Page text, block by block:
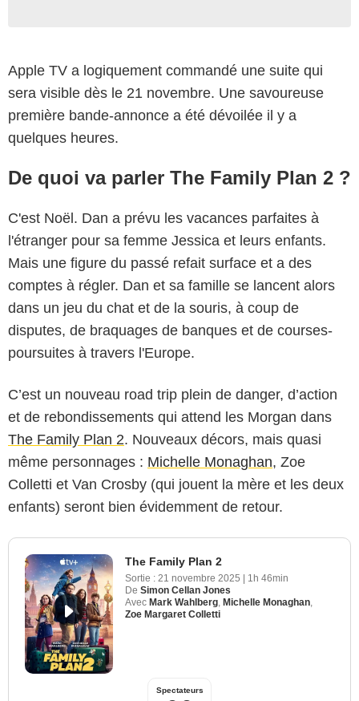
Apple TV a logiquement commandé une suite qui
sera visible dès le 21 novembre. Une savoureuse
première bande-annonce a été dévoilée il y a
quelques heures.
De quoi va parler The Family Plan 2 ?
C'est Noël. Dan a prévu les vacances parfaites à
l'étranger pour sa femme Jessica et leurs enfants.
Mais une figure du passé refait surface et a des
comptes à régler. Dan et sa famille se lancent alors
dans un jeu du chat et de la souris, à coup de
disputes, de braquages de banques et de courses-
poursuites à travers l'Europe.
C’est un nouveau road trip plein de danger, d’action
et de rebondissements qui attend les Morgan dans
The Family Plan 2. Nouveaux décors, mais quasi
même personnages : Michelle Monaghan, Zoe
Colletti et Van Crosby (qui jouent la mère et les deux
enfants) seront bien évidemment de retour.
The Family Plan 2
Sortie : 21 novembre 2025 | 1h 46min
De Simon Cellan Jones
Avec Mark Wahlberg Michelle Monaghan
Zoe Margaret Colletti
Spectateurs